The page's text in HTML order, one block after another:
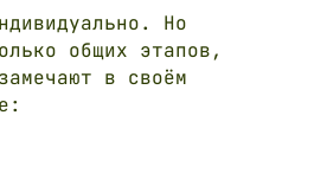
Но
общих этапов,
в своём